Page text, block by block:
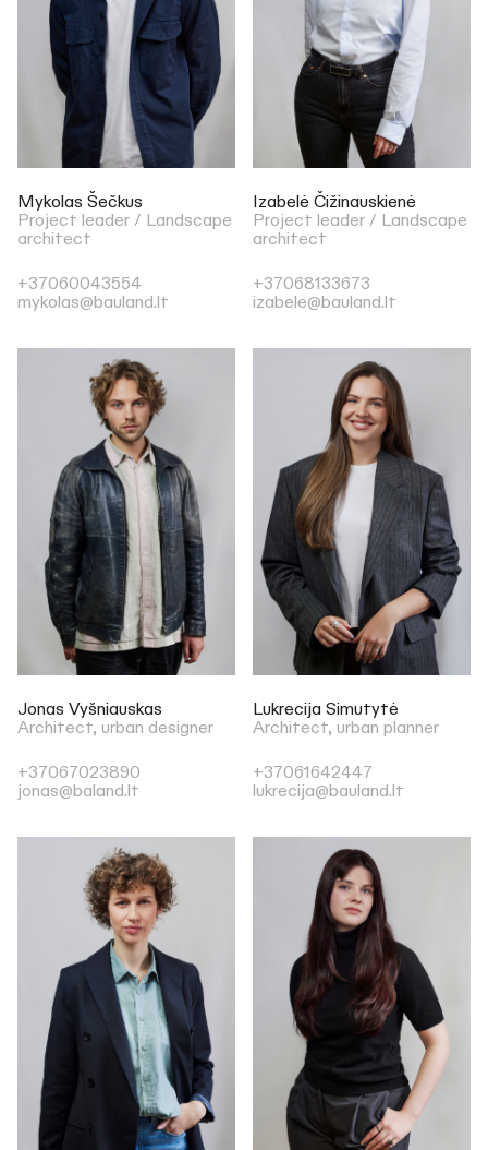
Mykolas Šečkus
Project leader / Landscape
architect
+37060043554
mykolas@bauland.lt
Izabelė Čižinauskienė
Project leader / Landscape
architect
+37068133673
izabele@bauland.lt
Jonas Vyšniauskas
Architect, urban designer
+37067023890
jonas@baland.lt
Lukrecija Simutytė
Architect, urban planner
+37061642447
lukrecija@bauland.lt